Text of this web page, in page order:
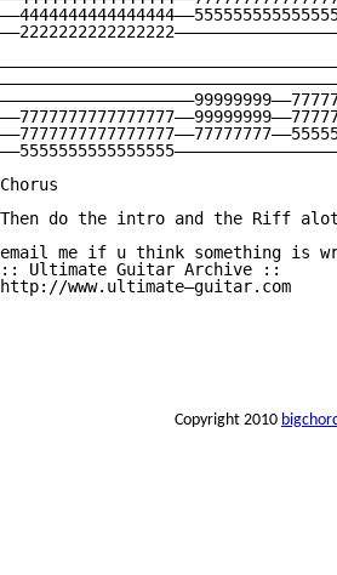
Chorus
Then do the intro and the Riff
email me if u think something is
:: Ultimate Guitar Archive ::
http://www.ultimate—guitar.com
Copyright 2010